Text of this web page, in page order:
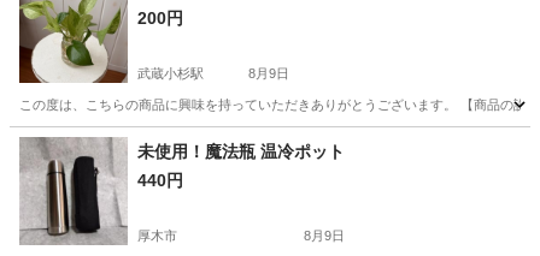
200円
武蔵小杉駅 8月9日
この度は、こちらの商品に興味を持っていただきありがとうございます。 【
神奈川 川崎市 武蔵小杉駅 その他 ポトス
未使用！魔法瓶 温冷ポット
440円
厚木市 8月9日